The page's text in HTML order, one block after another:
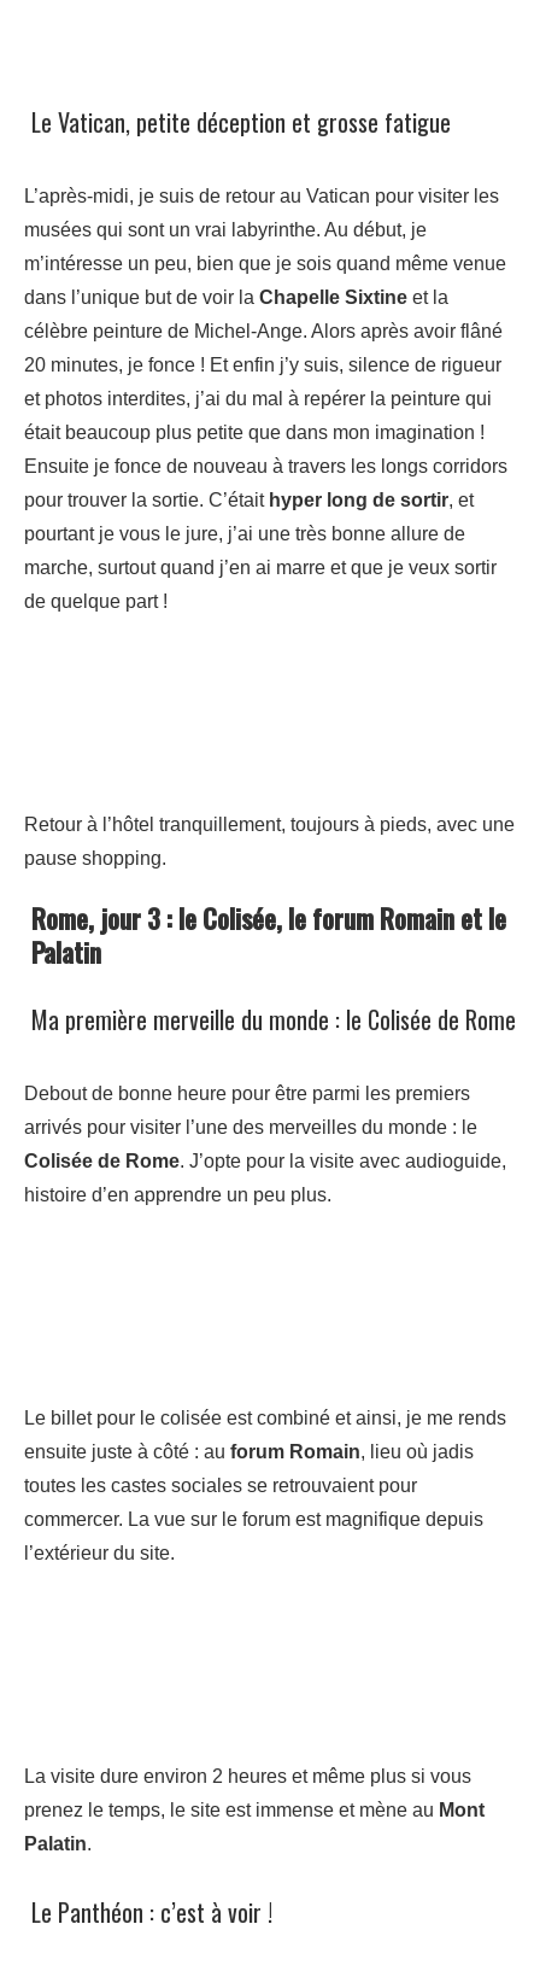
Le Vatican, petite déception et grosse fatigue
L’après-midi, je suis de retour au Vatican pour visiter les
musées qui sont un vrai labyrinthe. Au début, je
m’intéresse un peu, bien que je sois quand même venue
dans l’unique but de voir la Chapelle Sixtine et la
célèbre peinture de Michel-Ange. Alors après avoir flâné
20 minutes, je fonce ! Et enfin j’y suis, silence de rigueur
et photos interdites, j’ai du mal à repérer la peinture qui
était beaucoup plus petite que dans mon imagination !
Ensuite je fonce de nouveau à travers les longs corridors
pour trouver la sortie. C’était hyper long de sortir, et
pourtant je vous le jure, j’ai une très bonne allure de
marche, surtout quand j’en ai marre et que je veux sortir
de quelque part !
Retour à l’hôtel tranquillement, toujours à pieds, avec une
pause shopping.
Rome, jour 3 : le Colisée, le forum Romain et le
Palatin
Ma première merveille du monde : le Colisée de Rome
Debout de bonne heure pour être parmi les premiers
arrivés pour visiter l’une des merveilles du monde : le
Colisée de Rome. J’opte pour la visite avec audioguide,
histoire d’en apprendre un peu plus.
Le billet pour le colisée est combiné et ainsi, je me rends
ensuite juste à côté : au forum Romain, lieu où jadis
toutes les castes sociales se retrouvaient pour
commercer. La vue sur le forum est magnifique depuis
l’extérieur du site.
La visite dure environ 2 heures et même plus si vous
prenez le temps, le site est immense et mène au Mont
Palatin.
Le Panthéon : c’est à voir !